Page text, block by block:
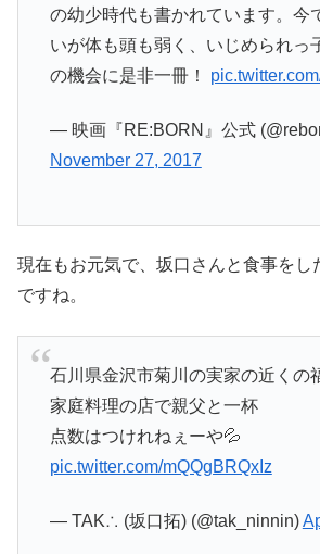
の幼少時代も書かれています。今
いが体も頭も弱く、いじめられっ
の機会に是非一冊！
— 映画『RE:BORN』公式
November 27, 2017
現在もお元気で、坂口さんと食事をし
ですね。
石川県金沢市菊川の実家の近くの
家庭料理の店で親父と一杯
点数はつけれねぇーや💦
pic.twitter.com/mQQgBRQxIz
— TAK∴ (坂口拓) (@tak_ninnin)